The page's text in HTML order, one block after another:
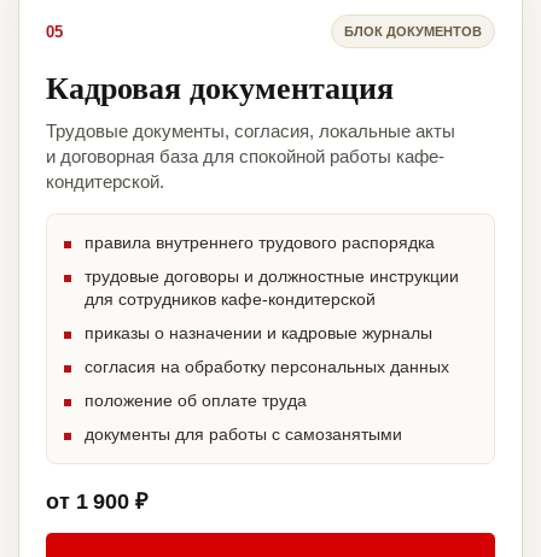
05 БЛОК ДОКУМЕНТОВ
Кадровая документация
Трудовые документы, согласия, локальные акты
и договорная база для спокойной работы кафе-
кондитерской.
правила внутреннего трудового распорядка
трудовые договоры и должностные инструкции
для сотрудников кафе-кондитерской
приказы о назначении и кадровые журналы
согласия на обработку персональных данных
положение об оплате труда
документы для работы с самозанятыми
от 1 900 ₽